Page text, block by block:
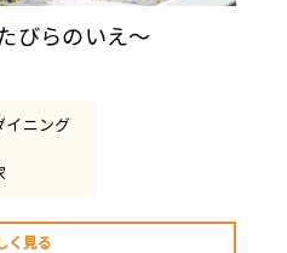
びらのいえ～
イニング
く見る